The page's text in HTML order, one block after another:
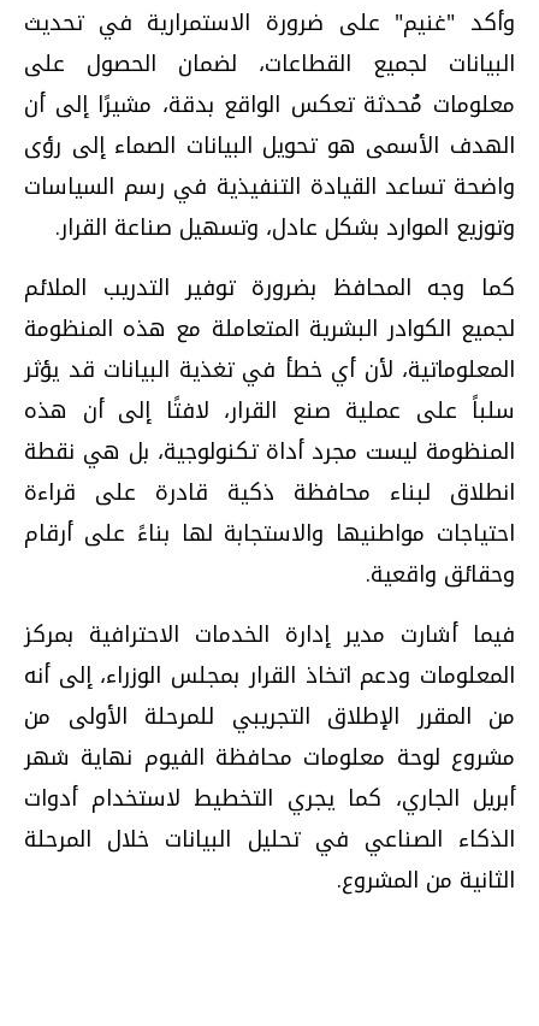
وأكد "غنيم" على ضرورة الاستمرارية في تحديث
البيانات لجميع القطاعات، لضمان الحصول على
معلومات مُحدثة تعكس الواقع بدقة، مشيرًا إلى أن
الهدف الأسمى هو تحويل البيانات الصماء إلى رؤى
واضحة تساعد القيادة التنفيذية في رسم السياسات
وتوزيع الموارد بشكل عادل، وتسهيل صناعة القرار.
كما وجه المحافظ بضرورة توفير التدريب الملائم
لجميع الكوادر البشرية المتعاملة مع هذه المنظومة
المعلوماتية، لأن أي خطأ في تغذية البيانات قد يؤثر
سلباً على عملية صنع القرار، لافتًا إلى أن هذه
المنظومة ليست مجرد أداة تكنولوجية، بل هي نقطة
انطلاق لبناء محافظة ذكية قادرة على قراءة
احتياجات مواطنيها والاستجابة لها بناءً على أرقام
وحقائق واقعية.
فيما أشارت مدير إدارة الخدمات الاحترافية بمركز
المعلومات ودعم اتخاذ القرار بمجلس الوزراء، إلى أنه
من المقرر الإطلاق التجريبي للمرحلة الأولى من
مشروع لوحة معلومات محافظة الفيوم نهاية شهر
أبريل الجاري، كما يجري التخطيط لاستخدام أدوات
الذكاء الصناعي في تحليل البيانات خلال المرحلة
الثانية من المشروع.